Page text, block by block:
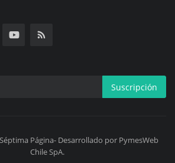
Suscripción
Página- Desarrollado por PymesWeb
Chile SpA.